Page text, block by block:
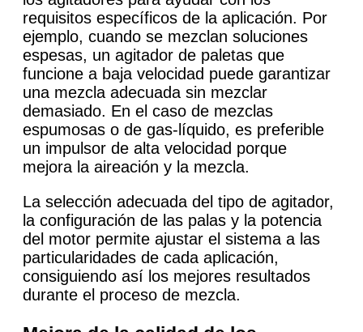
requisitos específicos de la aplicación. Por
ejemplo, cuando se mezclan soluciones
espesas, un agitador de paletas que
funcione a baja velocidad puede garantizar
una mezcla adecuada sin mezclar
demasiado. En el caso de mezclas
espumosas o de gas-líquido, es preferible
un impulsor de alta velocidad porque
mejora la aireación y la mezcla.
La selección adecuada del tipo de agitador,
la configuración de las palas y la potencia
del motor permite ajustar el sistema a las
particularidades de cada aplicación,
consiguiendo así los mejores resultados
durante el proceso de mezcla.